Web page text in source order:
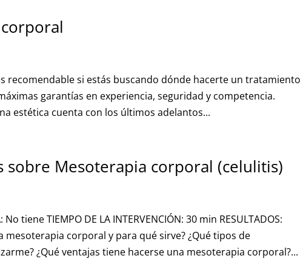
recomendable si estás buscando dónde hacerte un tratamiento
garantías en experiencia, seguridad y competencia.
estética cuenta con los últimos adelantos...
sobre Mesoterapia corporal (celulitis)
tiene TIEMPO DE LA INTERVENCIÓN: 30 min RESULTADOS:
mesoterapia corporal y para qué sirve? ¿Qué tipos de
¿Qué ventajas tiene hacerse una mesoterapia corporal?...